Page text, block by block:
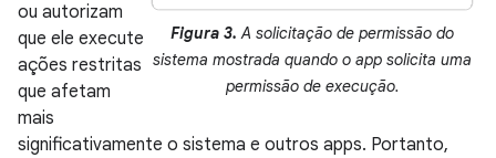
Figura 3. A solicitação de permissão do
sistema mostrada quando o app solicita uma
permissão de execução.
ou autorizam
que ele execute
ações restritas
que afetam
mais
significativamente o sistema e outros apps. Portanto,